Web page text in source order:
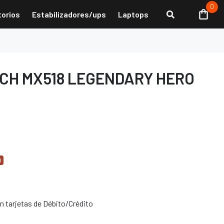
Estabilizadores/ups Laptops
0
MX518 LEGENDARY HERO
tarjetas de Débito/Crédito